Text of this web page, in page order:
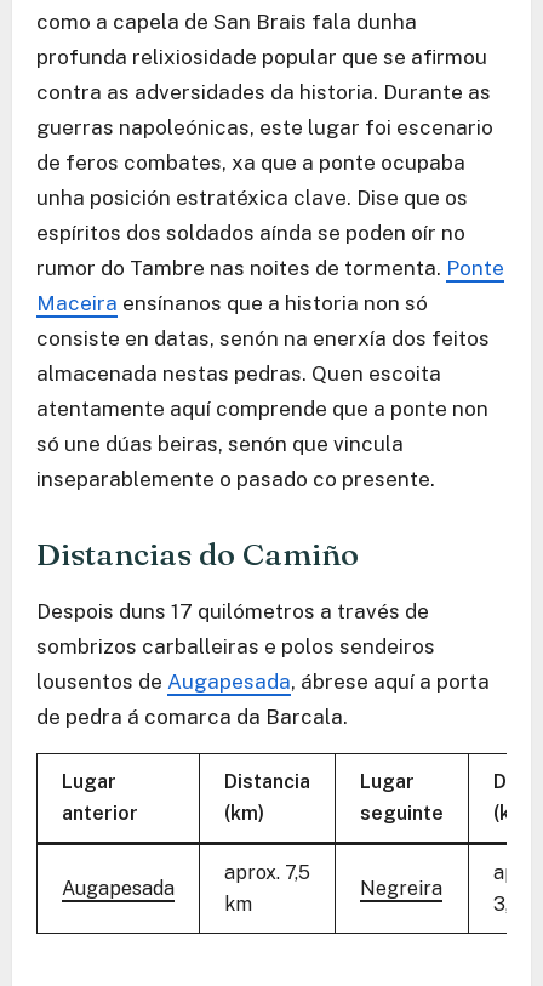
como a capela de San Brais fala dunha
profunda relixiosidade popular que se afirmou
contra as adversidades da historia. Durante as
guerras napoleónicas, este lugar foi escenario
de feros combates, xa que a ponte ocupaba
unha posición estratéxica clave. Dise que os
espíritos dos soldados aínda se poden oír no
rumor do Tambre nas noites de tormenta. Ponte
Maceira ensínanos que a historia non só
consiste en datas, senón na enerxía dos feitos
almacenada nestas pedras. Quen escoita
atentamente aquí comprende que a ponte non
só une dúas beiras, senón que vincula
inseparablemente o pasado co presente.
Distancias do Camiño
Despois duns 17 quilómetros a través de
sombrizos carballeiras e polos sendeiros
lousentos de Augapesada, ábrese aquí a porta
de pedra á comarca da Barcala.
Lugar
anterior
Distancia
(km)
Lugar
seguinte
(km)
Augapesada
aprox. 7,5
km
Negreira
3,5